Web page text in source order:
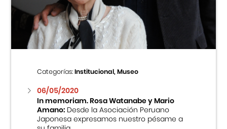
Centro Cultural Peruano Japonés
Cursos
Museo de la Inmigración Japonesa
Fondo Editorial
Teatro Peruano Japonés
Categorías:Institucional, Museo
06/05/2020
In memoriam. Rosa Watanabe y Mario
Amano:Desde la Asociación Peruano
Japonesa expresamos nuestro pésame a